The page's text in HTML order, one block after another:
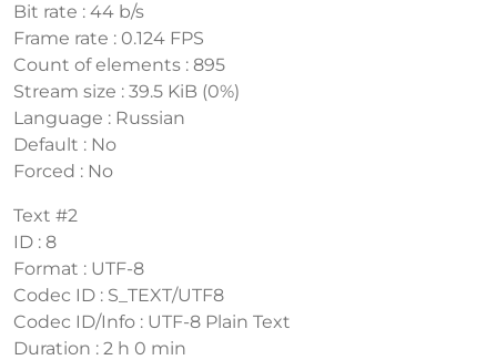
Bit rate : 44 b/s
Frame rate : 0.124 FPS
Count of elements : 895
Stream size : 39.5 KiB (0%)
Language : Russian
Default : No
Forced : No
Text #2
ID : 8
Format : UTF-8
Codec ID : S_TEXT/UTF8
Codec ID/Info : UTF-8 Plain Text
Duration : 2 h 0 min